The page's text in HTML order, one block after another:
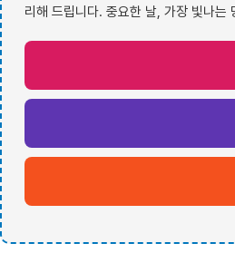
리해 드립니다. 중요한 날, 가장 빛나는